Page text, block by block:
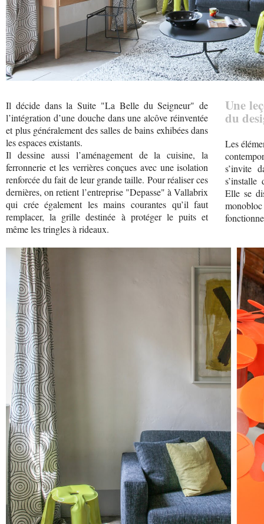
Il décide dans la Suite "La Belle du Seigneur" de
l’intégration d’une douche dans une alcôve réinventée
et plus généralement des salles de bains exhibées dans
les espaces existants.
Il dessine aussi l’aménagement de la cuisine, la
ferronnerie et les verrières conçues avec une isolation
renforcée du fait de leur grande taille. Pour réaliser ces
dernières, on retient l’entreprise "Depasse" à Vallabrix
qui crée également les mains courantes qu’il faut
remplacer, la grille destinée à protéger le puits et
même les tringles à rideaux.
Une
du
Les
s’invite
s’installe
Elle se